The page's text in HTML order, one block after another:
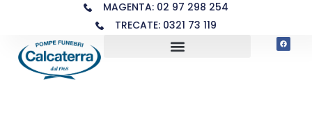
MAGENTA: 02 97 298 254
TRECATE: 0321 73 119